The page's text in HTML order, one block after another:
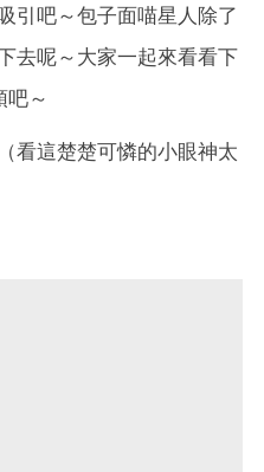
引吧～包子面喵星人除了
去呢～大家一起來看看下
吧～
看這楚楚可憐的小眼神太